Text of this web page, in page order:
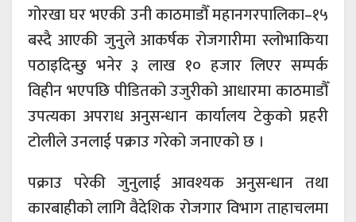
गोरखा घर भएकी उनी काठमाडौँ महानगरपालिका–१५
बस्दै आएकी जुनुले आकर्षक रोजगारीमा स्लोभाकिया
पठाइदिन्छु भनेर ३ लाख १० हजार लिएर सम्पर्क
विहीन भएपछि पीडितको उजुरीको आधारमा काठमाडौँ
उपत्यका अपराध अनुसन्धान कार्यालय टेकुको प्रहरी
टोलीले उनलाई पक्राउ गरेको जनाएको छ ।
पक्राउ परेकी जुनुलाई आवश्यक अनुसन्धान तथा
कारबाहीको लागि वैदेशिक रोजगार विभाग ताहाचलमा